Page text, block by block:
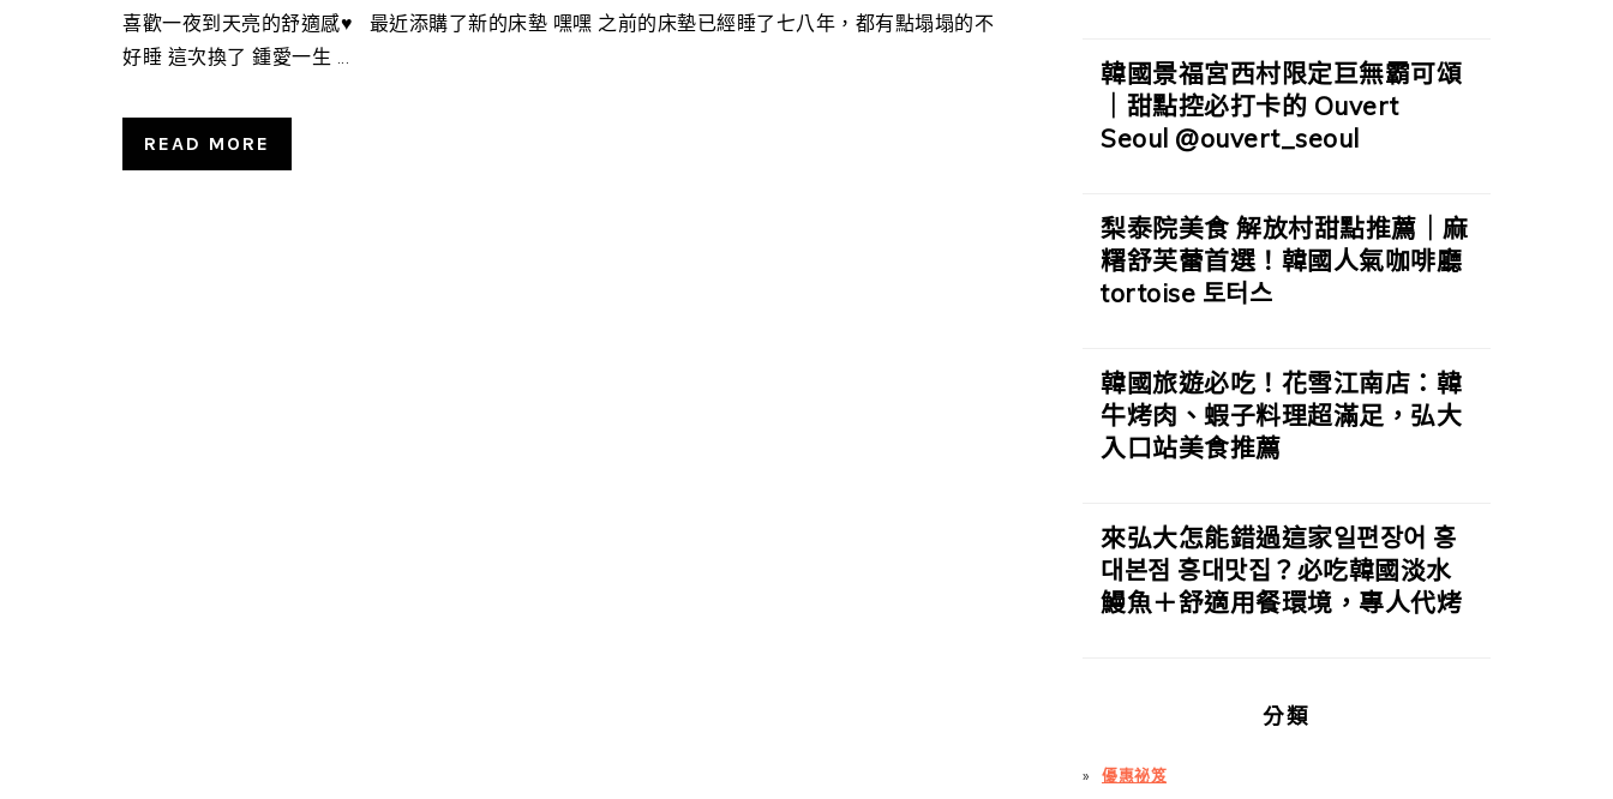
喜歡一夜到天亮的舒適感♥ 最近添購了新的床墊 嘿嘿 之前的床墊已經睡了七八年，都有點塌塌的不
好睡 這次換了 鍾愛一生 ...
READ MORE
韓國景福宮西村限定巨無霸可頌
｜甜點控必打卡的 Ouvert
Seoul @ouvert_seoul
梨泰院美食 解放村甜點推薦｜麻
糬舒芙蕾首選！韓國人氣咖啡廳
tortoise 토터스
韓國旅遊必吃！花雪江南店：韓
牛烤肉、蝦子料理超滿足，弘大
入口站美食推薦
來弘大怎能錯過這家일편장어 홍
대본점 홍대맛집？必吃韓國淡水
鰻魚＋舒適用餐環境，專人代烤
分類
優惠祕笈